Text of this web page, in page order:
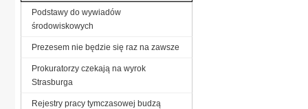
Podstawy do wywiadów
środowiskowych
Prezesem nie będzie się raz na zawsze
Prokuratorzy czekają na wyrok
Strasburga
Rejestry pracy tymczasowej budzą